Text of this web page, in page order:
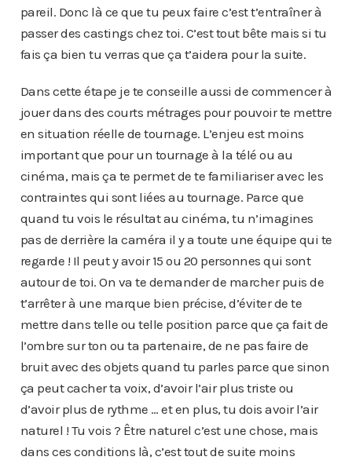
pareil. Donc là ce que tu peux faire c’est t’entraîner à
passer des castings chez toi. C’est tout bête mais si tu
fais ça bien tu verras que ça t’aidera pour la suite.
Dans cette étape je te conseille aussi de commencer à
jouer dans des courts métrages pour pouvoir te mettre
en situation réelle de tournage. L’enjeu est moins
important que pour un tournage à la télé ou au
cinéma, mais ça te permet de te familiariser avec les
contraintes qui sont liées au tournage. Parce que
quand tu vois le résultat au cinéma, tu n’imagines
pas de derrière la caméra il y a toute une équipe qui te
regarde ! Il peut y avoir 15 ou 20 personnes qui sont
autour de toi. On va te demander de marcher puis de
t’arrêter à une marque bien précise, d’éviter de te
mettre dans telle ou telle position parce que ça fait de
l’ombre sur ton ou ta partenaire, de ne pas faire de
bruit avec des objets quand tu parles parce que sinon
ça peut cacher ta voix, d’avoir l’air plus triste ou
d’avoir plus de rythme … et en plus, tu dois avoir l’air
naturel ! Tu vois ? Être naturel c’est une chose, mais
dans ces conditions là, c’est tout de suite moins